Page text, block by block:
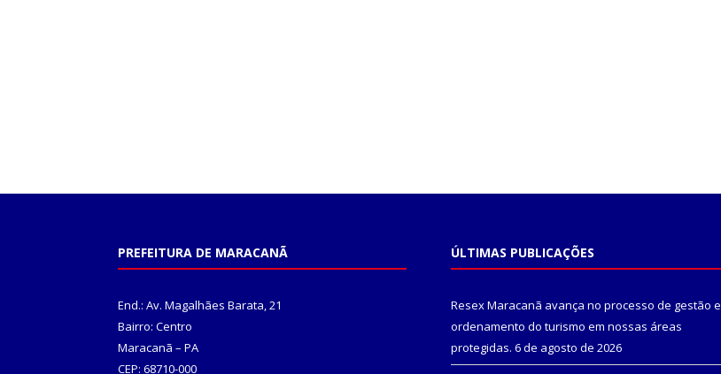
PREFEITURA DE MARACANÃ
End.: Av. Magalhães Barata, 21
Bairro: Centro
Maracanã – PA
CEP: 68710-000
ÚLTIMAS PUBLICAÇÕES
Resex Maracanã avança no processo de gestão e
ordenamento do turismo em nossas áreas
protegidas. 6 de agosto de 2026